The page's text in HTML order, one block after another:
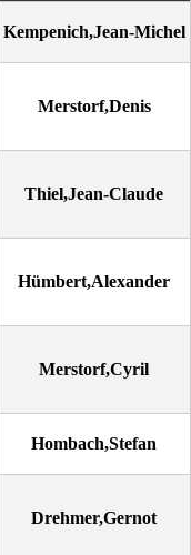
Kempenich,Jean-Michel
Merstorf,Denis
Thiel,Jean-Claude
Hümbert,Alexander
Merstorf,Cyril
Hombach,Stefan
Drehmer,Gernot